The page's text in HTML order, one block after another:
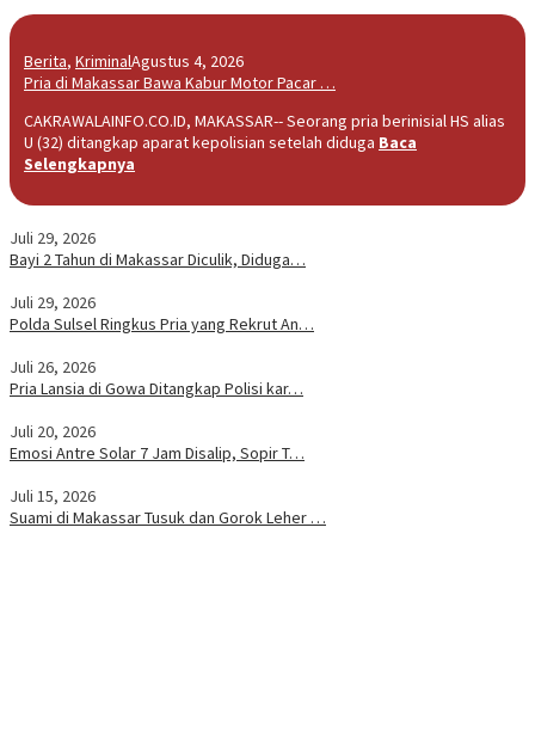
Berita, KriminalAgustus 4, 2026
Pria di Makassar Bawa Kabur Motor Pacar …
CAKRAWALAINFO.CO.ID, MAKASSAR-- Seorang pria berinisial HS alias
U (32) ditangkap aparat kepolisian setelah diduga Baca
Selengkapnya
Juli 29, 2026
Bayi 2 Tahun di Makassar Diculik, Diduga…
Juli 29, 2026
Polda Sulsel Ringkus Pria yang Rekrut An…
Juli 26, 2026
Pria Lansia di Gowa Ditangkap Polisi kar…
Juli 20, 2026
Emosi Antre Solar 7 Jam Disalip, Sopir T…
Juli 15, 2026
Suami di Makassar Tusuk dan Gorok Leher …